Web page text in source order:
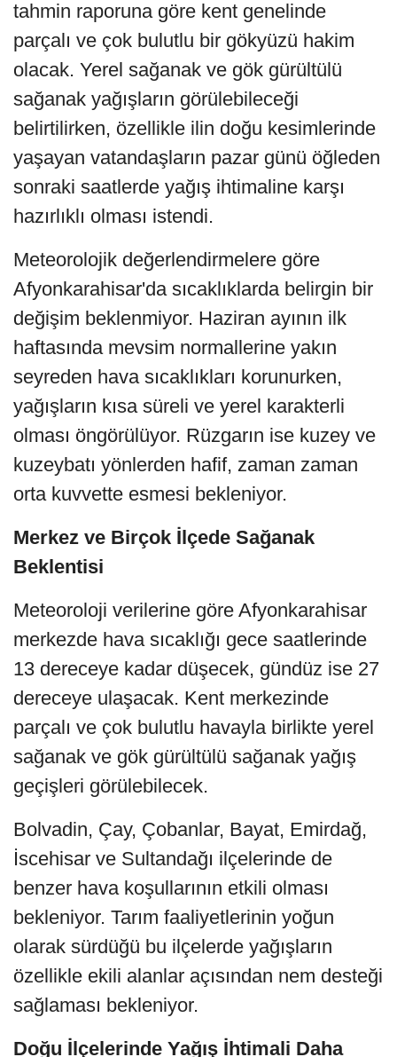
tahmin raporuna göre kent genelinde
parçalı ve çok bulutlu bir gökyüzü hakim
olacak. Yerel sağanak ve gök gürültülü
sağanak yağışların görülebileceği
belirtilirken, özellikle ilin doğu kesimlerinde
yaşayan vatandaşların pazar günü öğleden
sonraki saatlerde yağış ihtimaline karşı
hazırlıklı olması istendi.
Meteorolojik değerlendirmelere göre
Afyonkarahisar'da sıcaklıklarda belirgin bir
değişim beklenmiyor. Haziran ayının ilk
haftasında mevsim normallerine yakın
seyreden hava sıcaklıkları korunurken,
yağışların kısa süreli ve yerel karakterli
olması öngörülüyor. Rüzgarın ise kuzey ve
kuzeybatı yönlerden hafif, zaman zaman
orta kuvvette esmesi bekleniyor.
Merkez ve Birçok İlçede Sağanak
Beklentisi
Meteoroloji verilerine göre Afyonkarahisar
merkezde hava sıcaklığı gece saatlerinde
13 dereceye kadar düşecek, gündüz ise 27
dereceye ulaşacak. Kent merkezinde
parçalı ve çok bulutlu havayla birlikte yerel
sağanak ve gök gürültülü sağanak yağış
geçişleri görülebilecek.
Bolvadin, Çay, Çobanlar, Bayat, Emirdağ,
İscehisar ve Sultandağı ilçelerinde de
benzer hava koşullarının etkili olması
bekleniyor. Tarım faaliyetlerinin yoğun
olarak sürdüğü bu ilçelerde yağışların
özellikle ekili alanlar açısından nem desteği
sağlaması bekleniyor.
Doğu İlçelerinde Yağış İhtimali Daha